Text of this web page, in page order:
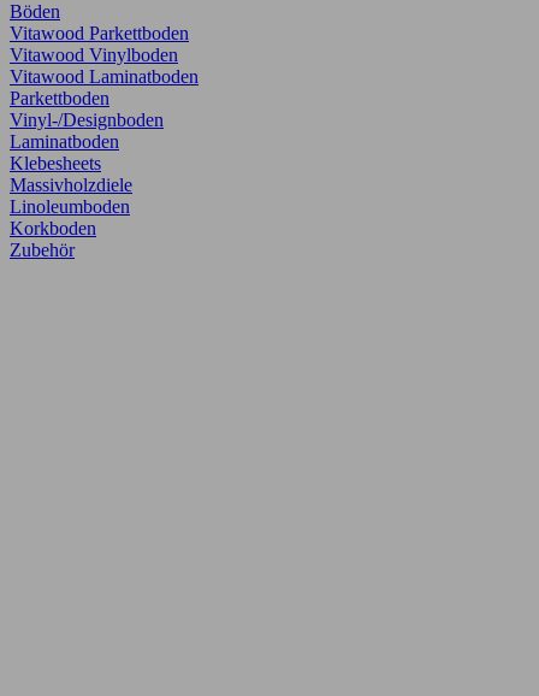
Böden
Vitawood Parkettboden
Vitawood Vinylboden
Vitawood Laminatboden
Parkettboden
Vinyl-/Designboden
Laminatboden
Klebesheets
Massivholzdiele
Linoleumboden
Korkboden
Zubehör